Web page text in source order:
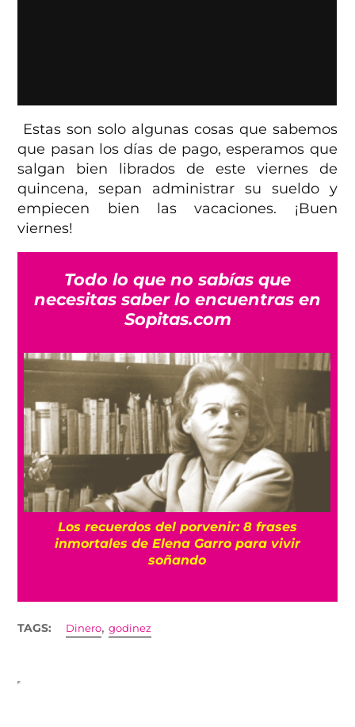
Estas son solo algunas cosas que sabemos
que pasan los días de pago, esperamos que
salgan bien librados de este viernes de
quincena, sepan administrar su sueldo y
empiecen bien las vacaciones. ¡Buen
viernes!
Todo lo que no sabías que
necesitas saber lo encuentras en
Sopitas.com
Los recuerdos del porvenir: 8 frases
inmortales de Elena Garro para vivir
soñando
TAGS: Dinero,godinez